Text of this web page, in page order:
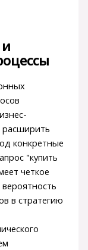
расширить
конкретные
"купить
четкое
в стратегию